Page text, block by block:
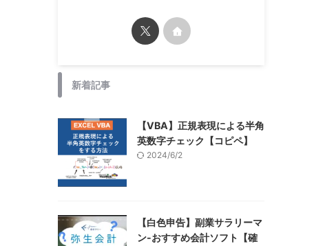
新着記事
【VBA】正規表現による半角
英数字チェック【コピペ】
2024/6/2
【白色申告】副業サラリーマ
ン-おすすめ会計ソフト【確